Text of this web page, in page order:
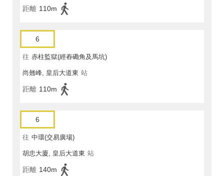
距離 110m
6
往 赤柱監獄(經舂磡角及馬坑)
尚翹峰, 皇后大道東 站
距離 110m
6
往 中環(交易廣場)
胡忠大廈, 皇后大道東 站
距離 140m